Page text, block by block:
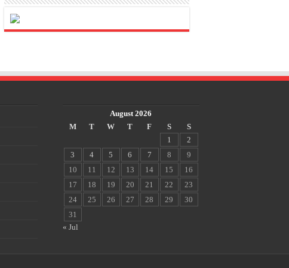
August 2026
M
T W T F S
S
1
2
3
4 5 6 7 8
9
10
11 12 13 14 15
16
17
18 19 20 21 22
23
24
25 26 27 28 29
30
31
« Jul